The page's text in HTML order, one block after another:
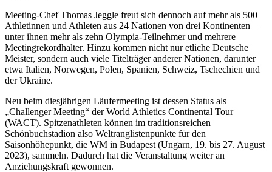
Meeting-Chef Thomas Jeggle freut sich dennoch auf mehr als 500
Athletinnen und Athleten aus 24 Nationen von drei Kontinenten –
unter ihnen mehr als zehn Olympia-Teilnehmer und mehrere
Meetingrekordhalter. Hinzu kommen nicht nur etliche Deutsche
Meister, sondern auch viele Titelträger anderer Nationen, darunter
etwa Italien, Norwegen, Polen, Spanien, Schweiz, Tschechien und
der Ukraine.
Neu beim diesjährigen Läufermeeting ist dessen Status als
„Challenger Meeting“ der World Athletics Continental Tour
(WACT). Spitzenathleten können im traditionsreichen
Schönbuchstadion also Weltranglistenpunkte für den
Saisonhöhepunkt, die WM in Budapest (Ungarn, 19. bis 27. August
2023), sammeln. Dadurch hat die Veranstaltung weiter an
Anziehungskraft gewonnen.